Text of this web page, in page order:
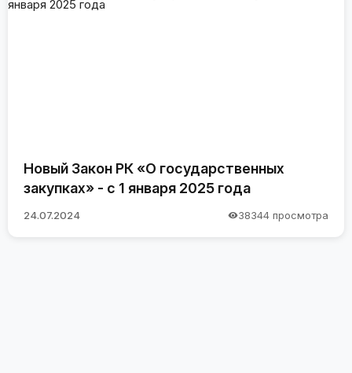
Новый Закон РК «О государственных
закупках» - с 1 января 2025 года
24.07.2024 38344 просмотра